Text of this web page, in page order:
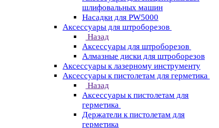
шлифовальных машин
Насадки для PW5000
Аксессуары для штроборезов
Назад
Аксессуары для штроборезов
Алмазные диски для штроборезов
Аксессуары к лазерному инструменту
Аксессуары к пистолетам для герметика
Назад
Аксессуары к пистолетам для
герметика
Держатели к пистолетам для
герметика